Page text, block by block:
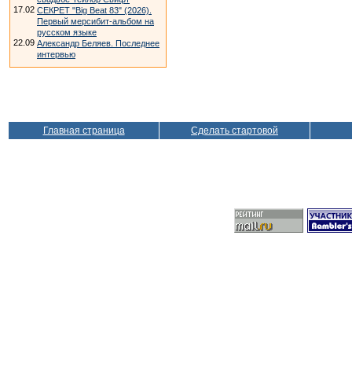
17.02 СЕКРЕТ "Big Beat 83" (2026).
Первый мерсибит-альбом на
русском языке
22.09 Александр Беляев. Последнее
интервью
Главная страница Сделать стартовой